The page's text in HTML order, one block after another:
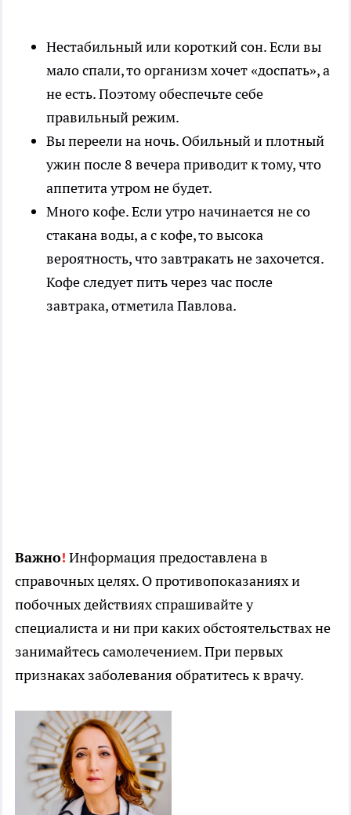
Нестабильный или короткий сон. Если вы
мало спали, то организм хочет «доспать», а
не есть. Поэтому обеспечьте себе
правильный режим.
Вы переели на ночь. Обильный и плотный
ужин после 8 вечера приводит к тому, что
аппетита утром не будет.
Много кофе. Если утро начинается не со
стакана воды, а с кофе, то высока
вероятность, что завтракать не захочется.
Кофе следует пить через час после
завтрака, отметила Павлова.
Важно! Информация предоставлена в
справочных целях. О противопоказаниях и
побочных действиях спрашивайте у
специалиста и ни при каких обстоятельствах не
занимайтесь самолечением. При первых
признаках заболевания обратитесь к врачу.